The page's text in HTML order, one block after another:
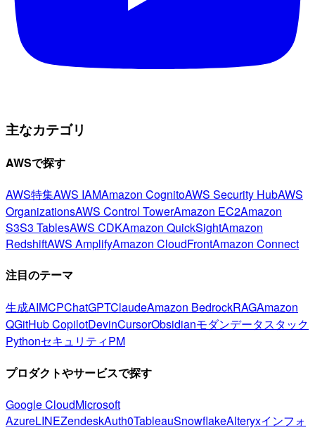
主なカテゴリ
AWSで探す
AWS特集AWS IAMAmazon CognitoAWS Security HubAWS
OrganizationsAWS Control TowerAmazon EC2Amazon
S3S3 TablesAWS CDKAmazon QuickSightAmazon
RedshiftAWS AmplifyAmazon CloudFrontAmazon Connect
注目のテーマ
生成AIMCPChatGPTClaudeAmazon BedrockRAGAmazon
QGitHub CopilotDevinCursorObsidianモダンデータスタック
PythonセキュリティPM
プロダクトやサービスで探す
Google CloudMicrosoft
AzureLINEZendeskAuth0TableauSnowflakeAlteryxインフォ